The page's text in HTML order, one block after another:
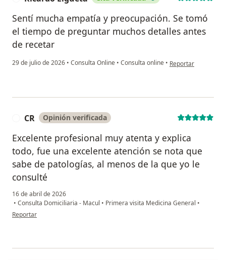
Sentí mucha empatía y preocupación. Se tomó
el tiempo de preguntar muchos detalles antes
de recetar
29 de julio de 2026 • Consulta Online • Consulta online • en opinión del
Reportar
CR Opinión verificada
Excelente profesional muy atenta y explica
todo, fue una excelente atención se nota que
sabe de patologías, al menos de la que yo le
consulté
16 de abril de 2026
• Consulta Domiciliaria - Macul • Primera visita Medicina General •
en opinión del usuario CR
Reportar